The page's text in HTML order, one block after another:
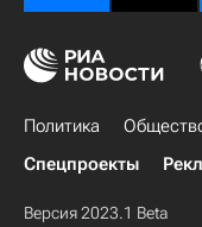
Политика
Спецпроекты
Версия 2023.1 Beta